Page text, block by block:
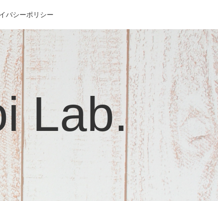
Lab.
バシーポリシー